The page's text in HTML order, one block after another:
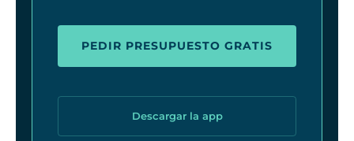
PEDIR PRESUPUESTO GRATIS
Descargar la app